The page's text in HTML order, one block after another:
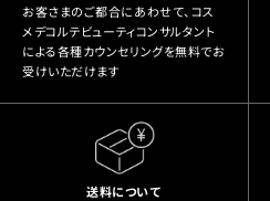
お客さまのご都合にあわせて、コス
メデコルテビューティコンサルタント
による各種カウンセリングを無料でお
受けいただけます
送料について